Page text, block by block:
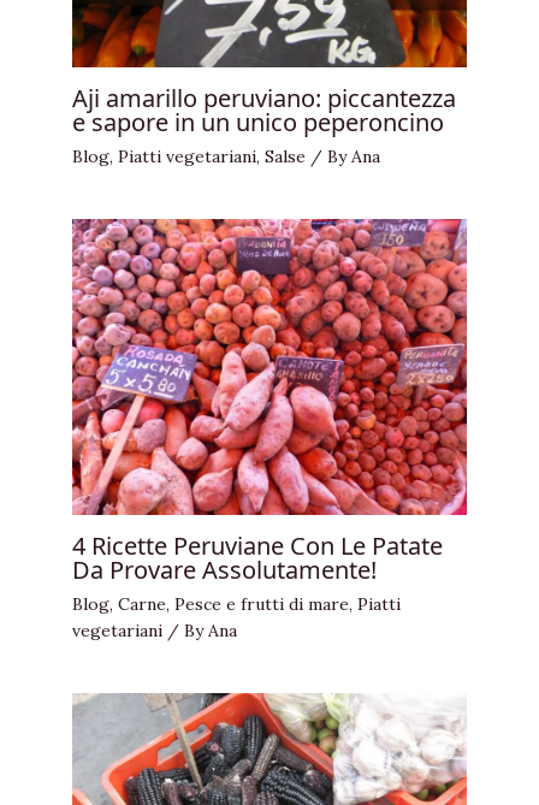
Aji amarillo peruviano: piccantezza
e sapore in un unico peperoncino
Blog, Piatti vegetariani, Salse / ByAna
4 Ricette Peruviane Con Le Patate
Da Provare Assolutamente!
Blog, Carne, Pesce e frutti di mare, Piatti
vegetariani / ByAna